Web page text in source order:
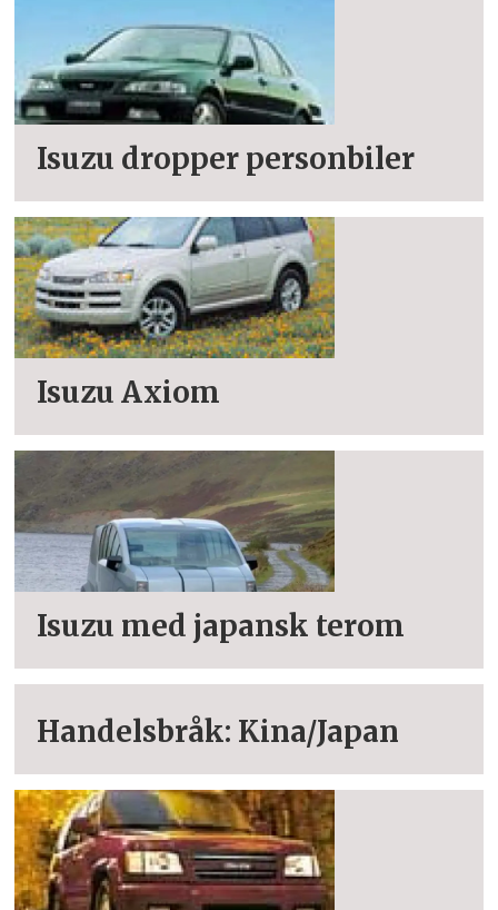
Isuzu dropper personbiler
Isuzu Axiom
Isuzu med japansk terom
Handelsbråk: Kina/Japan